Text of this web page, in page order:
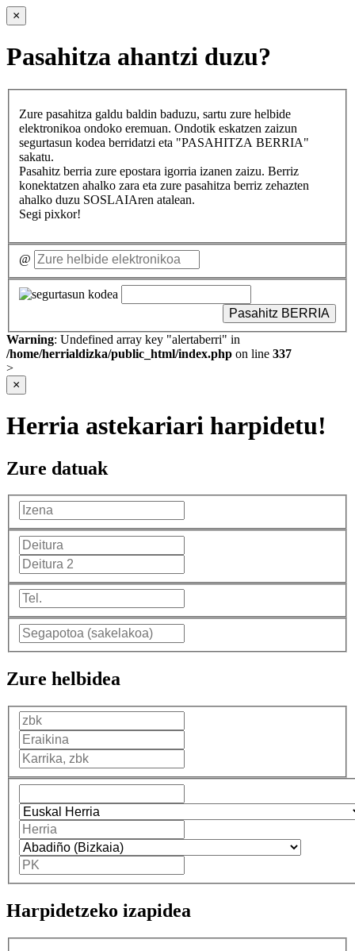
×
Pasahitza ahantzi duzu?
Zure pasahitza galdu baldin baduzu, sartu zure helbide
elektronikoa ondoko eremuan. Ondotik eskatzen zaizun
segurtasun kodea berridatzi eta "PASAHITZA BERRIA"
sakatu.
Pasahitz berria zure epostara igorria izanen zaizu. Berriz
konektatzen ahalko zara eta zure pasahitza berriz zehazten
ahalko duzu SOSLAIAren atalean.
Segi pixkor!
@
Pasahitz BERRIA
Warning: Undefined array key "alertaberri" in
/home/herrialdizka/public_html/index.php on line 337
>
×
Herria astekariari harpidetu!
Zure datuak
Zure helbidea
Harpidetzeko izapidea